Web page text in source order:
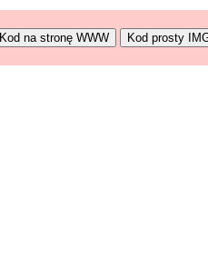
Kod na stronę WWW Kod prosty